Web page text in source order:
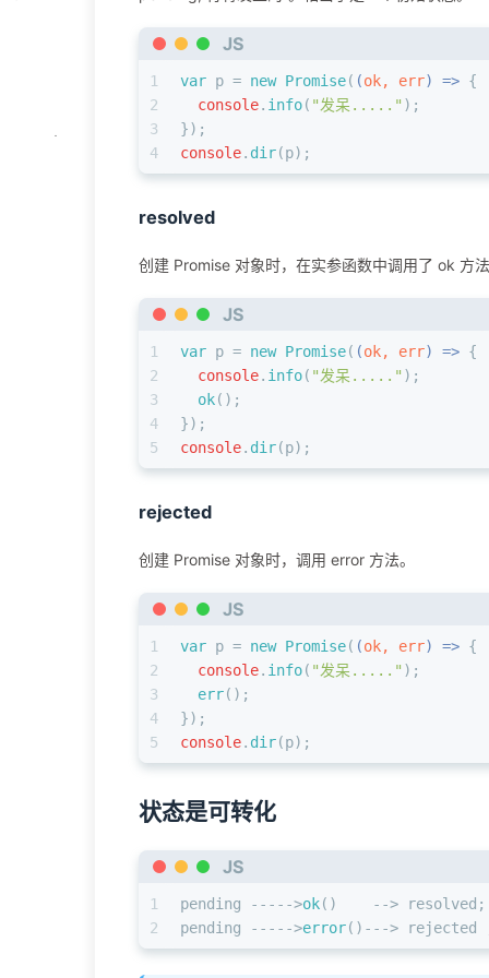
JS
1
2
3
4
var p = new Promise( (ok, err) => {
console. info( "发呆....." );
});
console. dir(p);
resolved
创建 Promise 对象时，在实参函数中调用了 ok 方
JS
1
2
3
4
5
var p = new Promise( (ok, err) => {
console. info( "发呆....." );
ok();
});
console. dir(p);
rejected
创建 Promise 对象时，调用 error 方法。
JS
1
2
3
4
5
var p = new Promise( (ok, err) => {
console. info( "发呆....." );
err();
});
console. dir(p);
状态是可转化
JS
1
2
pending ----->ok()    --> resolved;
pending ----->error()---> rejected